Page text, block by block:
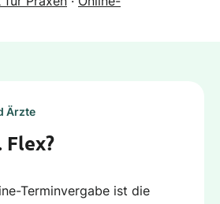
Ärzte
Flex?
Terminvergabe ist die